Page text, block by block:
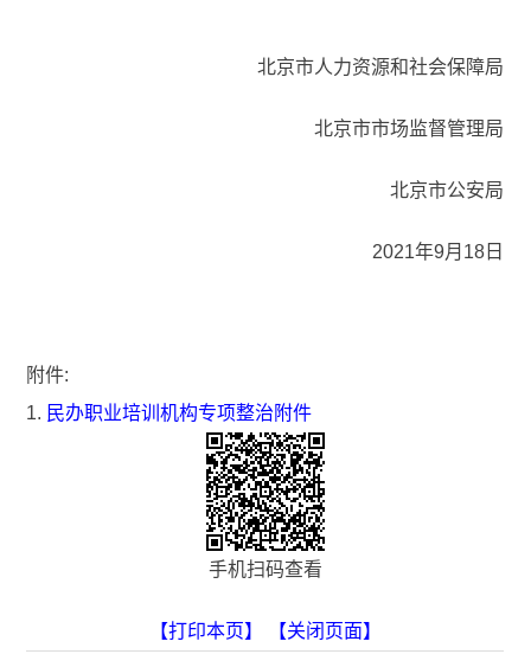
北京市人力资源和社会保障局
北京市市场监督管理局
北京市公安局
2021年9月18日
附件:
1. 民办职业培训机构专项整治附件
手机扫码查看
【打印本页】 【关闭页面】